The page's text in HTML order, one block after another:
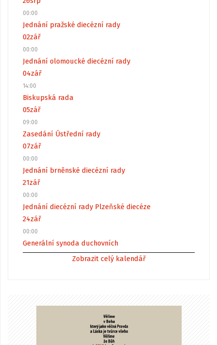
00:00
Jednání pražské diecézní rady
02zář
00:00
Jednání olomoucké diecézní rady
04zář
14:00
Biskupská rada
05zář
09:00
Zasedání Ústřední rady
07zář
00:00
Jednání brněnské diecézní rady
21zář
00:00
Jednání diecézní rady Plzeňské diecéze
24zář
00:00
Generální synoda duchovních
Zobrazit celý kalendář